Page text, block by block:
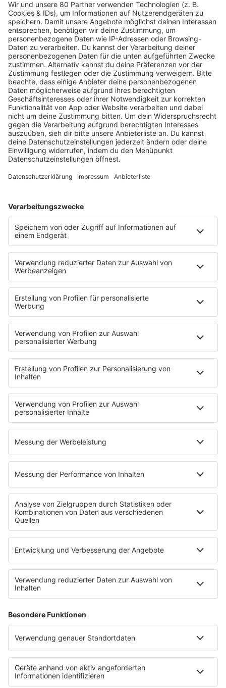
15, 24248 Mönkeberg,info@compolicy.de
An Streitbeilegungsverfahren vor einer
Verbraucherschlichtungsstelle nehmen wir nicht teil
und sind hierzu auch nicht verpflichtet.
Urheberrecht
Der Inhalt unserer Webseite darf nur zu privaten
Zwecken genutzt werden. Urheberrechte sind zu
beachten. Das Vervielfältigen, Verbreiten sowie
jegliche öffentliche Wiedergabe von Inhalten dieser
Website (insbesondere das Einfügen von Audio-
Dritter) ist nur mit unserem schriftlichen
Einverständnis zulässig. Dies gilt auch für die
Aufnahme in elektronische Datenbanken.
Klargestellt wird, dass die öffentliche Wiedergabe
von Audio-Streams auch der Einwilligungen von
GEMA und GVL bedarf.
Text und Data Mining
Eine Nutzung aller auf dieser Website, in unseren
Sendungen und in Social Media Angeboten
eingestellten Inhalte (wie etwa Texte, Bilder,
Grafiken, Audio und Video) für Text und Data Mining
im Sinne des §44b UrhG bleibt ausdrücklich
vorbehalten. Die im Angebot unseres Programms
enthaltene Musik ist von der GEMA lizenziert, die
an die GEMA, München zu richten.
IMPRESSUM
DATENSCHUTZ
DATENSCHUTZEINSTELLUNGEN
NORA IST EIN ANGEBOT VON 80S80S
NORA Webstreams
Wir lieben Musik